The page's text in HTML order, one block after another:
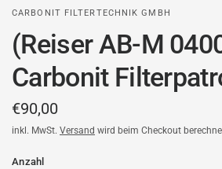
CARBONIT FILTERTECHNIK GMBH
(Reiser AB-M
Carbonit
€90,00
inkl. MwSt. Versand wird beim Checkout
Anzahl